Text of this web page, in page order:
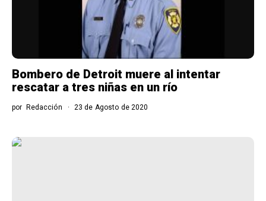
Bombero de Detroit muere al intentar
rescatar a tres niñas en un río
por Redacción 23 de Agosto de 2020